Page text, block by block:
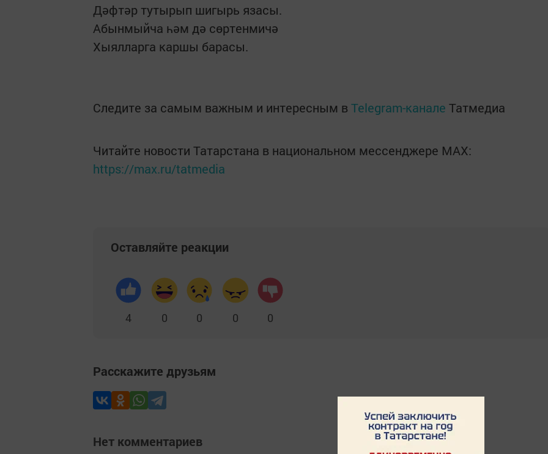
Дәфтәр тутырып шигырь язасы.
Абынмыйча һәм дә сөртенмичә
Хыялларга каршы барасы.
Следите за самым важным и интересным в Telegram-канале Татмедиа
Читайте новости Татарстана в национальном мессенджере MАХ:
https://max.ru/tatmedia
Оставляйте реакции
4 0 0 0 0
Расскажите друзьям
Нет комментариев